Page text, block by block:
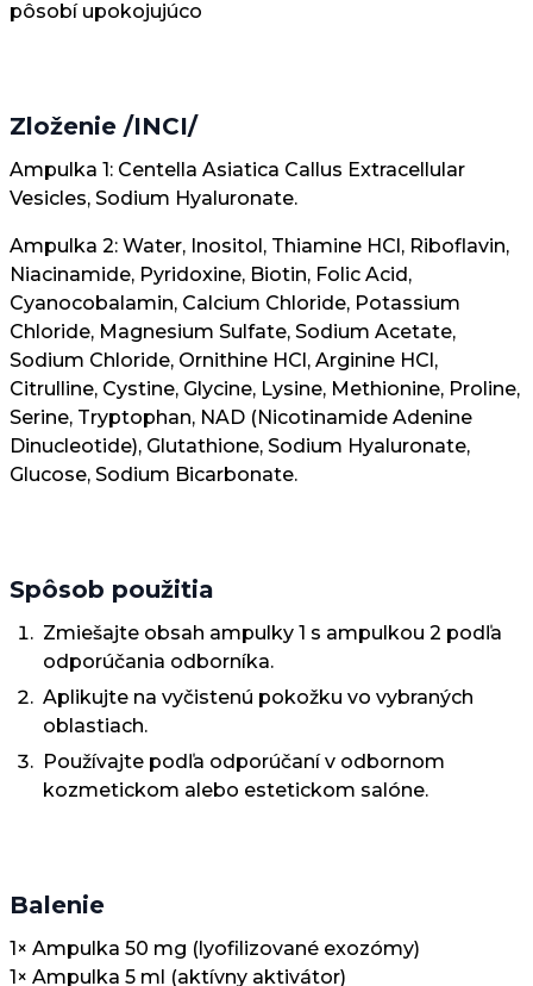
pôsobí upokojujúco
Zloženie /INCI/
Ampulka 1: Centella Asiatica Callus Extracellular
Vesicles, Sodium Hyaluronate.
Ampulka 2: Water, Inositol, Thiamine HCl, Riboflavin,
Niacinamide, Pyridoxine, Biotin, Folic Acid,
Cyanocobalamin, Calcium Chloride, Potassium
Chloride, Magnesium Sulfate, Sodium Acetate,
Sodium Chloride, Ornithine HCl, Arginine HCl,
Citrulline, Cystine, Glycine, Lysine, Methionine, Proline,
Serine, Tryptophan, NAD (Nicotinamide Adenine
Dinucleotide), Glutathione, Sodium Hyaluronate,
Glucose, Sodium Bicarbonate.
Spôsob použitia
Zmiešajte obsah ampulky 1 s ampulkou 2 podľa
odporúčania odborníka.
Aplikujte na vyčistenú pokožku vo vybraných
oblastiach.
Používajte podľa odporúčaní v odbornom
kozmetickom alebo estetickom salóne.
Balenie
1× Ampulka 50 mg (lyofilizované exozómy)
1× Ampulka 5 ml (aktívny aktivátor)